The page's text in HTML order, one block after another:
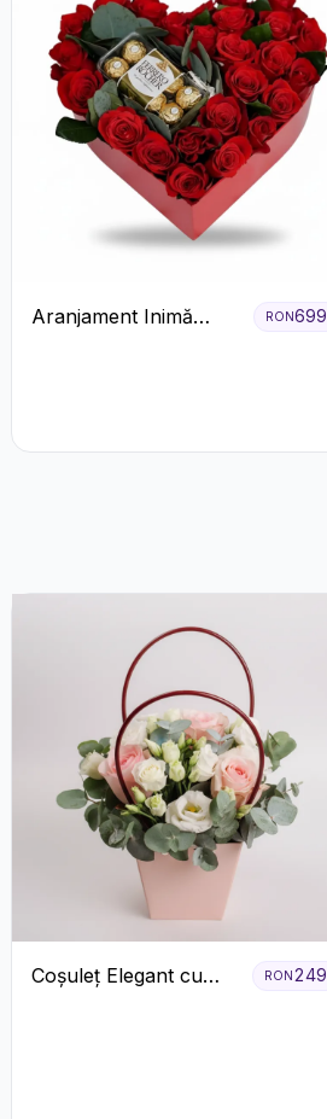
Aranjament Inimă
RON699
Coșuleț Elegant cu
RON249